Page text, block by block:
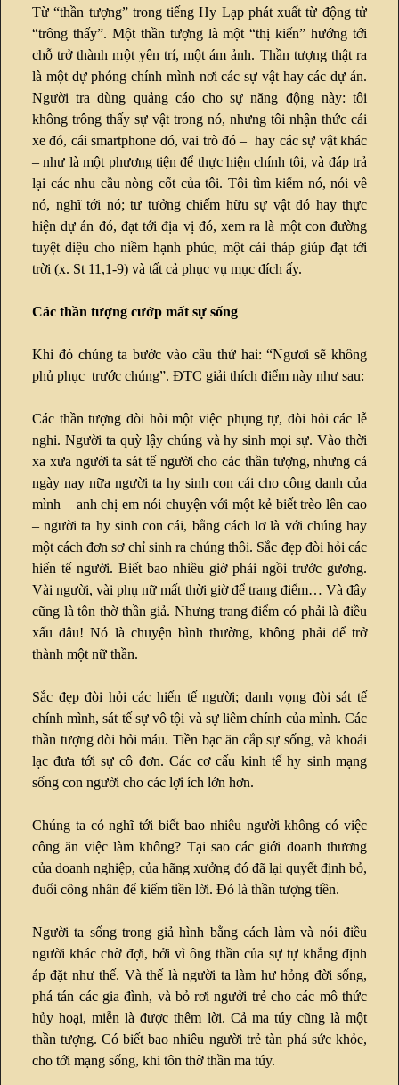
Từ “thần tượng” trong tiếng Hy Lạp phát xuất từ động tử
“trông thấy”. Một thần tượng là một “thị kiến” hướng tới
chỗ trở thành một yên trí, một ám ảnh. Thần tượng thật ra
là một dự phóng chính mình nơi các sự vật hay các dự án.
Người tra dùng quảng cáo cho sự năng động này: tôi
không trông thấy sự vật trong nó, nhưng tôi nhận thức cái
xe đó, cái smartphone dó, vai trò đó – hay các sự vật khác
– như là một phương tiện để thực hiện chính tôi, và đáp trả
lại các nhu cầu nòng cốt của tôi. Tôi tìm kiếm nó, nói về
nó, nghĩ tới nó; tư tưởng chiếm hữu sự vật đó hay thực
hiện dự án đó, đạt tới địa vị đó, xem ra là một con đường
tuyệt diệu cho niềm hạnh phúc, một cái tháp giúp đạt tới
trời (x. St 11,1-9) và tất cả phục vụ mục đích ấy.
Các thần tượng cướp mất sự sống
Khi đó chúng ta bước vào câu thứ hai: “Ngươi sẽ không
phủ phục trước chúng”. ĐTC giải thích điểm này như sau:
Các thần tượng đòi hỏi một việc phụng tự, đòi hỏi các lễ
nghi. Người ta quỳ lậy chúng và hy sinh mọi sự. Vào thời
xa xưa người ta sát tế người cho các thần tượng, nhưng cả
ngày nay nữa người ta hy sinh con cái cho công danh của
mình – anh chị em nói chuyện với một kẻ biết trèo lên cao
– người ta hy sinh con cái, bằng cách lơ là với chúng hay
một cách đơn sơ chỉ sinh ra chúng thôi. Sắc đẹp đòi hỏi các
hiến tế người. Biết bao nhiều giờ phải ngồi trước gương.
Vài người, vài phụ nữ mất thời giờ để trang điểm… Và đây
cũng là tôn thờ thần giả. Nhưng trang điểm có phải là điều
xấu đâu! Nó là chuyện bình thường, không phải để trở
thành một nữ thần.
Sắc đẹp đòi hỏi các hiến tế người; danh vọng đòi sát tế
chính mình, sát tế sự vô tội và sự liêm chính của mình. Các
thần tượng đòi hỏi máu. Tiền bạc ăn cắp sự sống, và khoái
lạc đưa tới sự cô đơn. Các cơ cấu kinh tế hy sinh mạng
sống con người cho các lợi ích lớn hơn.
Chúng ta có nghĩ tới biết bao nhiêu người không có việc
công ăn việc làm không? Tại sao các giới doanh thương
của doanh nghiệp, của hãng xưởng đó đã lại quyết định bỏ,
đuổi công nhân để kiếm tiền lời. Đó là thần tượng tiền.
Người ta sống trong giả hình bằng cách làm và nói điều
người khác chờ đợi, bởi vì ông thần của sự tự khẳng định
áp đặt như thế. Và thế là người ta làm hư hỏng đời sống,
phá tán các gia đình, và bỏ rơi ngưởi trẻ cho các mô thức
hủy hoại, miễn là được thêm lời. Cả ma túy cũng là một
thần tượng. Có biết bao nhiêu người trẻ tàn phá sức khỏe,
cho tới mạng sống, khi tôn thờ thần ma túy.